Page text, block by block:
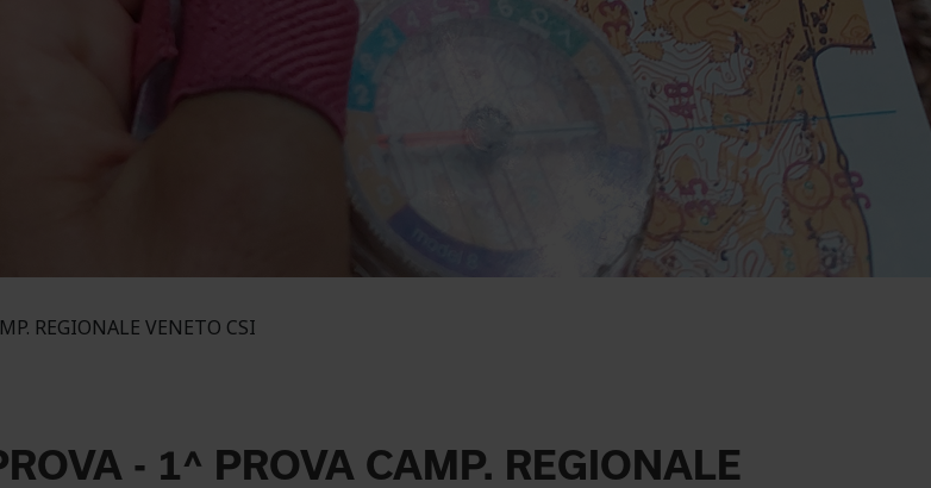
REGIONALE VENETO CSI
- 1^ PROVA CAMP. REGIONALE